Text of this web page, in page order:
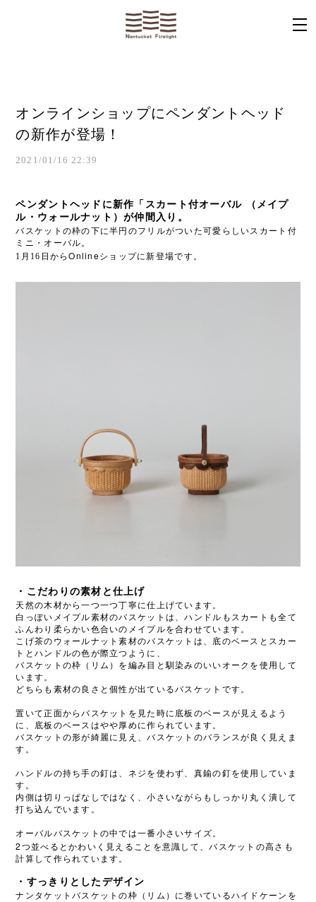
オンラインショップにペンダントヘッド
の新作が登場！
2021/01/16 22:39
ペンダントヘッドに新作「スカート付オーバル
（メイプ
ル・ウォールナット）が仲間入り。
バスケットの枠の下に半円のフリルがついた可愛らしいスカート付
ミニ・オーバル。
1月16日からOnlineショップに新登場です。
・こだわりの素材と仕上げ
天然の木材から一つ一つ丁寧に仕上げています。
白っぽいメイプル素材のバスケットは、ハンドルもスカートも全て
ふんわり柔らかい色合いのメイプルを合わせています。
こげ茶のウォールナット素材のバスケットは、底のベースとスカー
トとハンドルの色が際立つように、
バスケットの枠（リム）を編み目と馴染みのいいオークを使用して
います。
どちらも素材の良さと個性が出ているバスケットです。
置いて正面からバスケットを見た時に底板のベースが見えるよう
に、底板のベースはやや厚めに作られています。
バスケットの形が綺麗に見え、バスケットのバランスが良く見えま
す。
ハンドルの持ち手の釘は、ネジを使わず、真鍮の釘を使用していま
す。
内側は切りっぱなしではなく、小さいながらもしっかり丸く潰して
打ち込んでいます。
オーバルバスケットの中では一番小さいサイズ。
2 つ並べるとかわいく見えることを意識して、バスケットの高さも
計算して作られています。
・すっきりとしたデザイン
ナンタケットバスケットの枠（リム）に巻いているハイドケーンを